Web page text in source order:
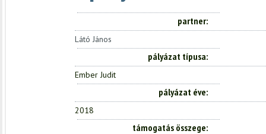
partner
Látó János
pályázat típusa
Ember Judit
pályázat éve
2018
támogatás összege